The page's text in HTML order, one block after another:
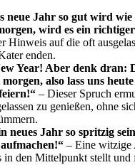
neue Jahr so gut wird
wird es ein
Hinweis auf die oft
enden.
Year! Aber denk dran:
also lass uns
– Dieser Spruch
zu genießen, ohne
neues Jahr so spritzig
– Eine witzige
in den Mittelpunkt stellt und